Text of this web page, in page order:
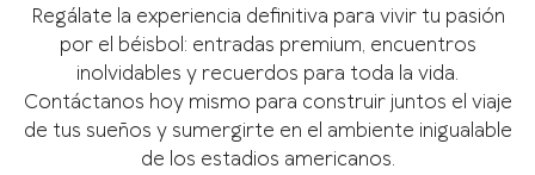
Regálate la experiencia definitiva para vivir tu pasión
por el béisbol: entradas premium, encuentros
inolvidables y recuerdos para toda la vida.
Contáctanos hoy mismo para construir juntos el viaje
de tus sueños y sumergirte en el ambiente inigualable
de los estadios americanos.